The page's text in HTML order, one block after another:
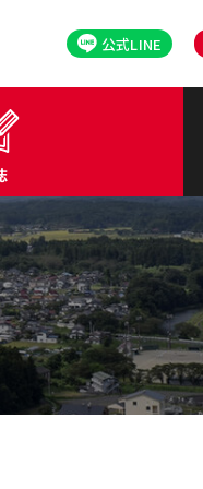
公式LINE
と応援寄付金
町紹介Movie
消費者行政